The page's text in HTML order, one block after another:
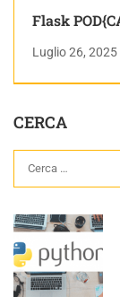
Flask POD{CAST} Il
Luglio 26, 2025
CERCA